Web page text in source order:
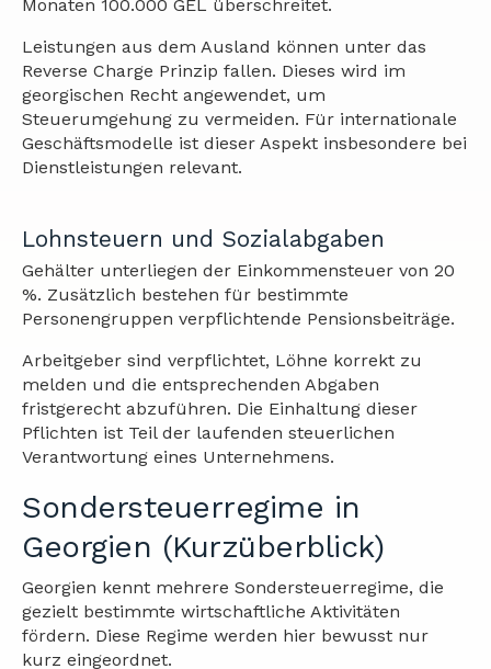
Monaten 100.000 GEL überschreitet.
Leistungen aus dem Ausland können unter das
Reverse Charge Prinzip fallen. Dieses wird im
georgischen Recht angewendet, um
Steuerumgehung zu vermeiden. Für internationale
Geschäftsmodelle ist dieser Aspekt insbesondere bei
Dienstleistungen relevant.
Lohnsteuern und Sozialabgaben
Gehälter unterliegen der Einkommensteuer von 20
%. Zusätzlich bestehen für bestimmte
Personengruppen verpflichtende Pensionsbeiträge.
Arbeitgeber sind verpflichtet, Löhne korrekt zu
melden und die entsprechenden Abgaben
fristgerecht abzuführen. Die Einhaltung dieser
Pflichten ist Teil der laufenden steuerlichen
Verantwortung eines Unternehmens.
Sondersteuerregime in
Georgien (Kurzüberblick)
Georgien kennt mehrere Sondersteuerregime, die
gezielt bestimmte wirtschaftliche Aktivitäten
fördern. Diese Regime werden hier bewusst nur
kurz eingeordnet.